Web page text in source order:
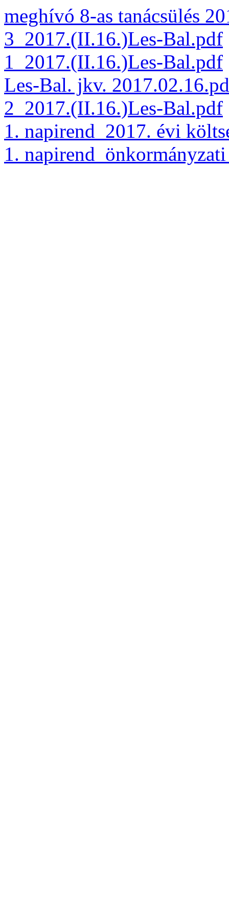
meghívó 8-as tanácsülés
3_2017.(II.16.)Les-Bal.pdf
1_2017.(II.16.)Les-Bal.pdf
Les-Bal. jkv.
2_2017.(II.16.)Les-Bal.pdf
1. napirend_2017. évi
1.